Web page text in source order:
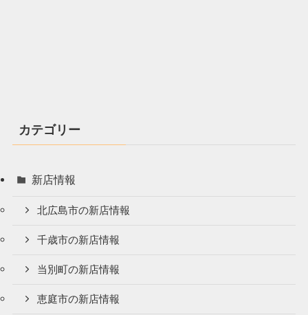
カテゴリー
新店情報
北広島市の新店情報
千歳市の新店情報
当別町の新店情報
恵庭市の新店情報